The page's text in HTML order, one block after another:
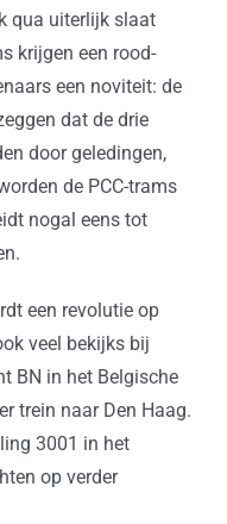
qua uiterlijk slaat
krijgen een rood-
een noviteit: de
dat de drie
door geledingen,
de PCC-trams
nogal eens tot
een revolutie op
veel bekijks bij
BN in het Belgische
trein naar Den Haag.
3001 in het
op verder